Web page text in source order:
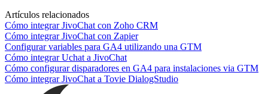
Artículos relacionados
Cómo integrar JivoChat con Zoho CRM
Cómo integrar JivoChat con Zapier
Configurar variables para GA4 utilizando una GTM
Cómo integrar Uchat a JivoChat
Cómo configurar disparadores en GA4 para instalaciones via GTM
Cómo integrar JivoChat a Tovie DialogStudio